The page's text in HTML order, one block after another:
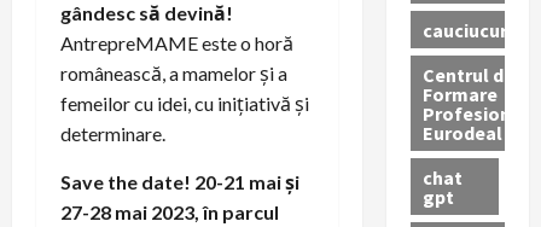
gândesc să devină!
AntrepreMAME este o horă
românească, a mamelor și a
femeilor cu idei, cu inițiativă și
determinare.
Save the date! 20-21 mai și
27-28 mai 2023, în parcul
cauciucuri
Centrul de
Formare
Profesionala
Eurodeal
chat
gpt